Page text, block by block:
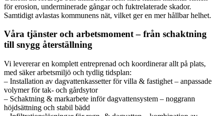
för erosion, underminerade gångar och fuktrelaterade skador.
Samtidigt avlastas kommunens nät, vilket ger en mer hållbar helhet.
Våra tjänster och arbetsmoment – från schaktning
till snygg återställning
Vi levererar en komplett entreprenad och koordinerar allt på plats,
med säker arbetsmiljö och tydlig tidsplan:
– Installation av dagvattenkassetter för villa & fastighet – anpassade
volymer för tak- och gårdsytor
– Schaktning & markarbete inför dagvattensystem – noggrann
höjdsättning och stabil bädd